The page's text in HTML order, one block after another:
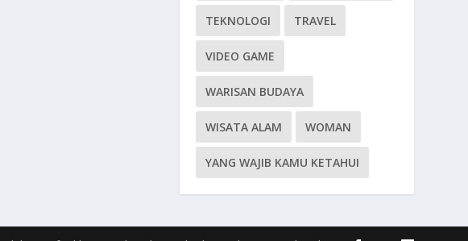
TEKNOLOGI TRAVEL
VIDEO GAME
WARISAN BUDAYA
WISATA ALAM WOMAN
YANG WAJIB KAMU KETAHUI